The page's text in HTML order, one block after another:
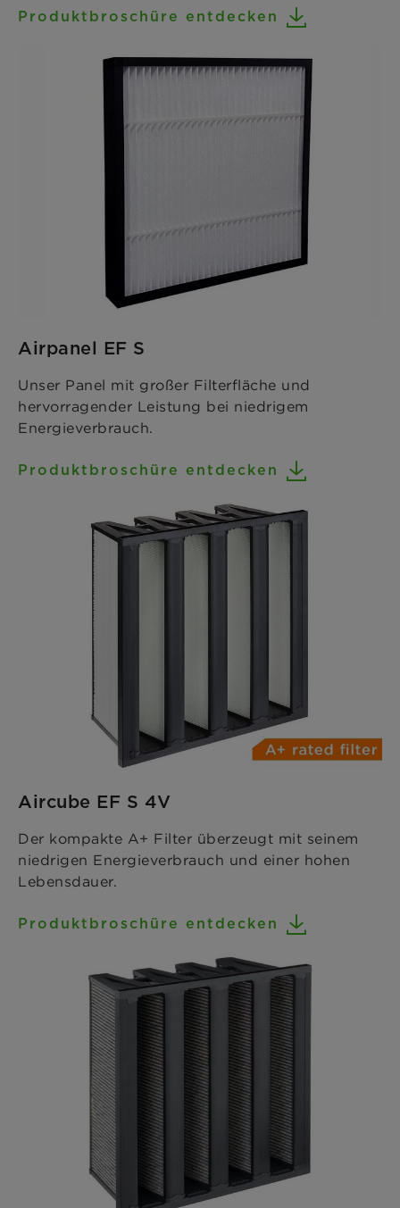
Produktbroschüre entdecken
Airpanel EF S
Unser Panel mit großer Filterfläche und
hervorragender Leistung bei niedrigem
Energieverbrauch.
Produktbroschüre entdecken
Aircube EF S 4V
Der kompakte A+ Filter überzeugt mit seinem
niedrigen Energieverbrauch und einer hohen
Lebensdauer.
Produktbroschüre entdecken